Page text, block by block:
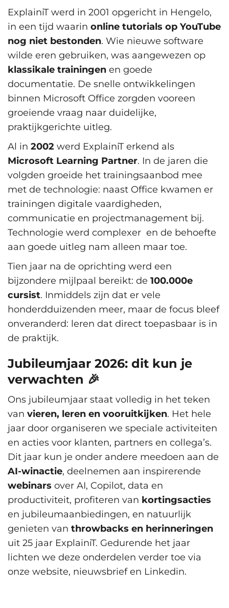
ExplainiT werd in 2001 opgericht in Hengelo,
in een tijd waarin online tutorials op YouTube
nog niet bestonden. Wie nieuwe software
wilde eren gebruiken, was aangewezen op
klassikale trainingen en goede
documentatie. De snelle ontwikkelingen
binnen Microsoft Office zorgden vooreen
groeiende vraag naar duidelijke,
praktijkgerichte uitleg.
Al in 2002 werd ExplainiT erkend als
Microsoft Learning Partner. In de jaren die
volgden groeide het trainingsaanbod mee
met de technologie: naast Office kwamen er
trainingen digitale vaardigheden,
communicatie en projectmanagement bij.
Technologie werd complexer en de behoefte
aan goede uitleg nam alleen maar toe.
Tien jaar na de oprichting werd een
bijzondere mijlpaal bereikt: de 100.000e
cursist. Inmiddels zijn dat er vele
honderdduizenden meer, maar de focus bleef
onveranderd: leren dat direct toepasbaar is in
de praktijk.
Jubileumjaar 2026: dit kun je
verwachten 🎉
Ons jubileumjaar staat volledig in het teken
van vieren, leren en vooruitkijken. Het hele
jaar door organiseren we speciale activiteiten
en acties voor klanten, partners en collega’s.
Dit jaar kun je onder andere meedoen aan de
AI-winactie, deelnemen aan inspirerende
webinars over AI, Copilot, data en
productiviteit, profiteren van kortingsacties
en jubileumaanbiedingen, en natuurlijk
genieten van throwbacks en herinneringen
uit 25 jaar ExplainiT. Gedurende het jaar
lichten we deze onderdelen verder toe via
onze website, nieuwsbrief en Linkedin.